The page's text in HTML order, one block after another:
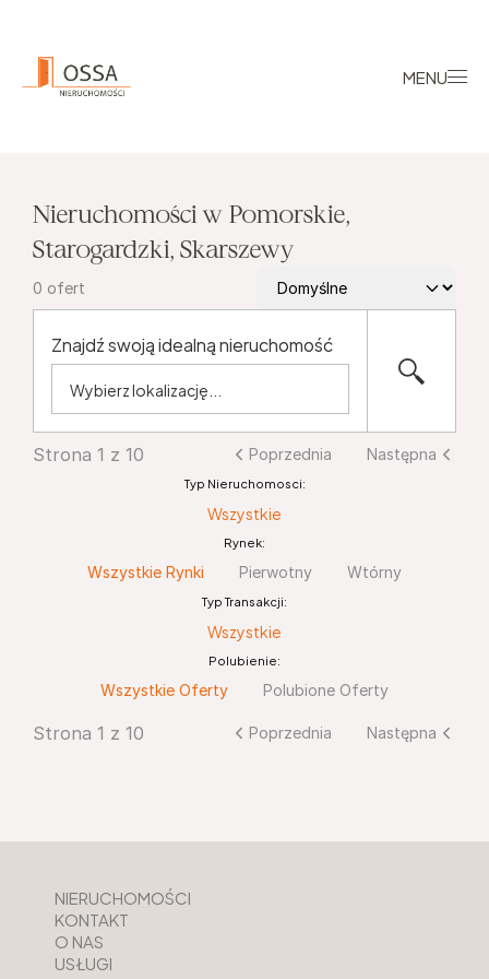
MENU
Nieruchomości w Pomorskie,
Starogardzki, Skarszewy
0 ofert
Znajdź swoją idealną nieruchomość
Strona 1 z 10 Poprzednia Następna
Typ Nieruchomosci:
Wszystkie
Rynek:
Wszystkie Rynki Pierwotny Wtórny
Typ Transakcji:
Wszystkie
Polubienie:
Wszystkie Oferty Polubione Oferty
Strona 1 z 10 Poprzednia Następna
NIERUCHOMOŚCI
KONTAKT
O NAS
USŁUGI